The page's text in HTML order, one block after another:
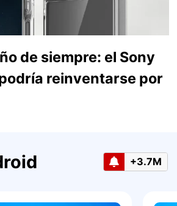
de siempre: el Sony
reinventarse por
+3.7M